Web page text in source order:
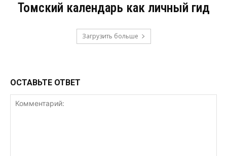
Томский календарь как личный гид
Загрузить больше
ОСТАВЬТЕ ОТВЕТ